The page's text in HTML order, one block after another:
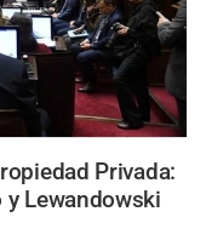
Privada:
y Lewandowski